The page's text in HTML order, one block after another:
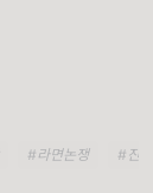
#라면논쟁 #진